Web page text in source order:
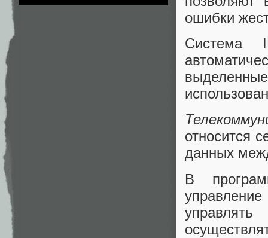
ошибки
Система
относится
данных
В